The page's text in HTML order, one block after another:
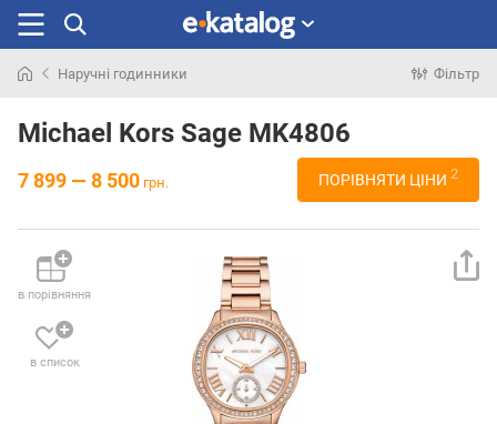
раніше
Наручні годинники Фільтр
Michael Kors Sage MK4806
7 899 — 8 500 грн. ПОРІВНЯТИ ЦІНИ 2
в порівняння
в список